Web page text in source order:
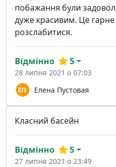
побажання були
дуже красивим. Це
розслабитися.
Елена Пустовая
Відмінно 5
28 липня 2021 о 07:03
Класний басейн
Відмінно 5
27 липня 2021 о 23:49